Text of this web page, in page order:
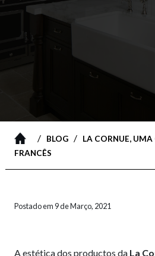
/ BLOG/
LA CORNUE,
FRANCÊS
Postado em 9 de Março, 2021
A estética dos productos da La